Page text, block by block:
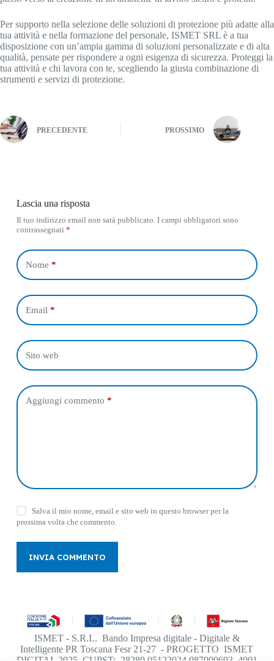
Per supporto nella selezione delle soluzioni di protezione più adatte alla
tua attività e nella formazione del personale, ISMET SRL è a tua
disposizione con un’ampia gamma di soluzioni personalizzate e di alta
qualità, pensate per rispondere a ogni esigenza di sicurezza. Proteggi la
tua attività e chi lavora con te, scegliendo la giusta combinazione di
strumenti e servizi di protezione.
PRECEDENTE PROSSIMO
Lascia una risposta
Il tuo indirizzo email non sarà pubblicato. I campi obbligatori sono
contrassegnati *
Nome *
Email *
Sito web
Aggiungi commento *
Salva il mio nome, email e sito web in questo browser per la
prossima volta che commento.
INVIA COMMENTO
ISMET - S.R.L. Bando Impresa digitale - Digitale &
Intelligente PR Toscana Fesr 21-27 - PROGETTO ISMET